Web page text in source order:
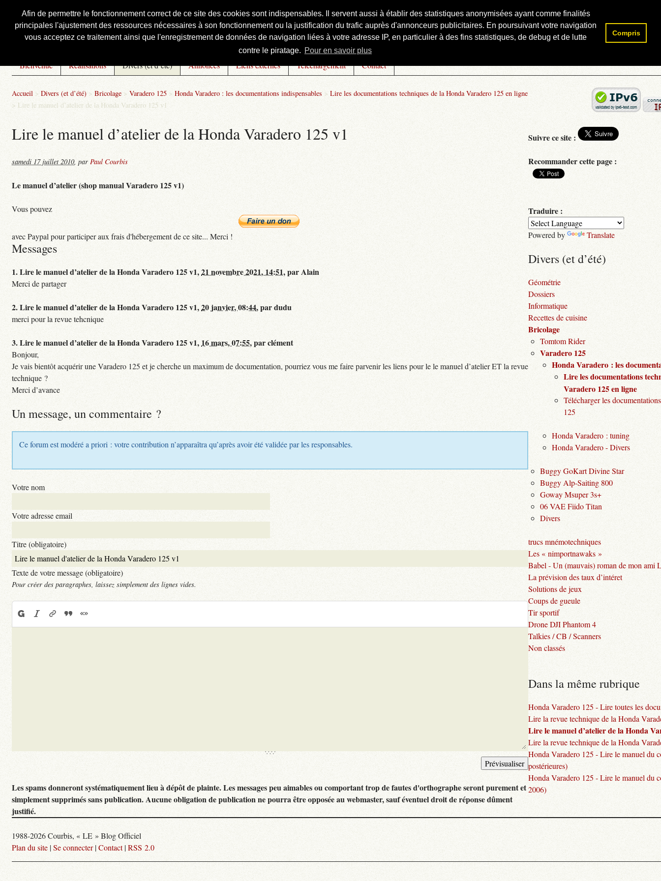
Afin de permettre le fonctionnement correct de ce site des cookies sont indispensables. Il servent aussi à établir des statistiques anonymisées ayant comme finalités
principales l'ajustement des ressources nécessaires à son fonctionnement ou la justification du trafic auprès d'annonceurs publicitaires. En poursuivant votre navigation
vous acceptez ce traitement ainsi que l'enregistrement de données de navigation liées à votre adresse IP, en particulier à des fins statistiques, de debug et de lutte
contre le piratage. Pour en savoir plus
Compris
Courbis, « LE » Blog Officiel
Bienvenue Réalisations Divers (et d’été) Annonces Liens externes Téléchargement Contact
Accueil > Divers (et d’été) > Bricolage > Varadero 125 > Honda Varadero : les documentations indispensables > Lire les documentations techniques de la Honda Varadero 125 en ligne
> Lire le manuel d’atelier de la Honda Varadero 125 v1
Lire le manuel d’atelier de la Honda Varadero 125 v1
samedi 17 juillet 2010, par Paul Courbis
Le manuel d’atelier (shop manual Varadero 125 v1)
Vous pouvez
avec Paypal pour participer aux frais d'hébergement de ce site... Merci !
Messages
1.Lire le manuel d’atelier de la Honda Varadero 125 v1,21 novembre 2021, 14:51,parAlain
Merci de partager
2.Lire le manuel d’atelier de la Honda Varadero 125 v1,20 janvier, 08:44,pardudu
merci pour la revue tehcnique
3.Lire le manuel d’atelier de la Honda Varadero 125 v1, 16 mars, 07:55,parclément
Bonjour,
Je vais bientôt acquérir une Varadero 125 et je cherche un maximum de documentation, pourriez vous me faire parvenir les liens pour le le manuel d’atelier ET la revue
technique ?
Merci d’avance
Un message, un commentaire ?
Ce forum est modéré a priori : votre contribution n’apparaîtra qu’après avoir été validée par les responsables.
Votre nom
Votre adresse email
Titre (obligatoire)
Texte de votre message (obligatoire)
Pour créer des paragraphes, laissez simplement des lignes vides.
Les spams donneront systématiquement lieu à dépôt de plainte. Les messages peu aimables ou comportant trop de fautes d'orthographe seront purement et
simplement supprimés sans publication. Aucune obligation de publication ne pourra être opposée au webmaster, sauf éventuel droit de réponse dûment
justifié.
Rechercher :
Suivre ce site :
Recommander cette page :
Traduire :
Powered by Translate
Divers (et d’été)
Géométrie
Dossiers
Informatique
Recettes de cuisine
Bricolage
Tomtom Rider
Varadero 125
Honda Varadero : les
Lire les documentations
Varadero 125 en ligne
Télécharger les
125
Honda Varadero : tuning
Honda Varadero - Divers
Buggy GoKart Divine Star
Buggy Alp-Saiting 800
Goway Msuper 3s+
06 VAE Fiido Titan
Divers
trucs mnémotechniques
Les « nimportnawaks »
Babel - Un (mauvais) roman de mon ami
La prévision des taux d’intéret
Solutions de jeux
Coups de gueule
Tir sportif
Drone DJI Phantom 4
Talkies / CB / Scanners
Non classés
Dans la même rubrique
Honda Varadero 125 - Lire toutes les
Lire la revue technique de la Honda
Lire le manuel d’atelier de la Honda
Lire la revue technique de la Honda
Honda Varadero 125 - Lire le manuel du
postérieures)
Honda Varadero 125 - Lire le manuel du
2006)
1988-2026 Courbis, « LE » Blog Officiel
Plan du site |Se connecter|Contact|RSS 2.0